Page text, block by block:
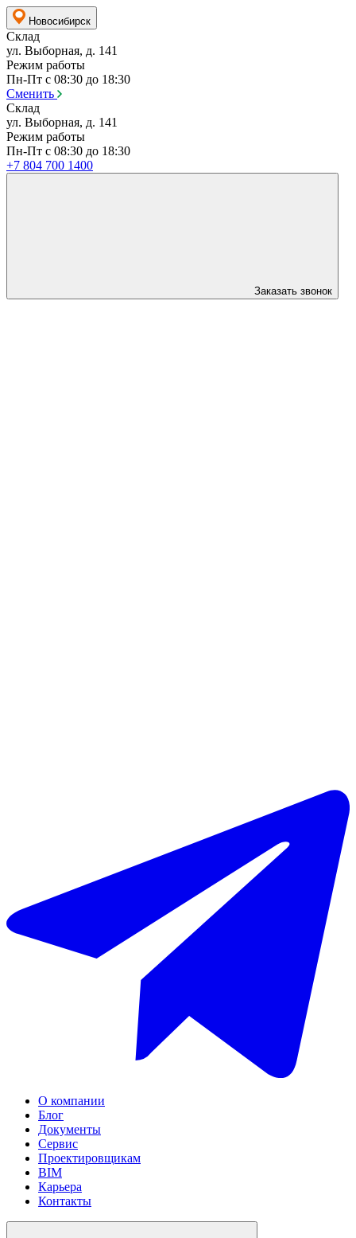
Новосибирск
Склад
ул. Выборная, д. 141
Режим работы
Пн-Пт с 08:30 до 18:30
Сменить
Склад
ул. Выборная, д. 141
Режим работы
Пн-Пт с 08:30 до 18:30
+7 804 700 1400
Заказать звонок
О компании
Блог
Документы
Сервис
Проектировщикам
BIM
Карьера
Контакты